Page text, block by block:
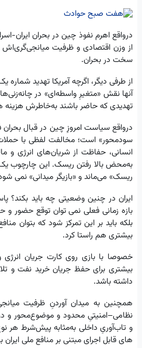
درواقع اهرم نفوذ چین در بحران
از وزن اقتصادی و ظرفیت میانجی‌گری‌اش
سخت در بحران.
از طرفی دیگر، اگرچه آمریکا تهدید
آنها نقش «متغیرِ واسطه‌ای» در
تهدیدی که حاضر باشند به‌خاطرش هزینه
درواقع سیاست امروزِ چین در قبال بحران
سودمحور» است؛ مخالفت لفظی با
انسانی، حفاظت از شریان‌های انرژی و
به‌محض بالا رفتن ریسک. این چارچوب
ریسک» می‌ماند و «بازیگر میدانی» نمی
ایران در چنین وضعیتی چه باید بکند؟
بازه زمانی فعلی نمی توان توقع حضور و
بلکه باید بر این تمرکز شود که بتوان
بیشتری هم راستا کرد.
خصوصا با بازی روی کارت جریان انرژی
بیشتری برای حفظ جریان خرید نفت و
داشته باشد.
همچنین به میدان آوردنِ ظرفیت
نظامی–امنیتیِ محدود و موضوع‌محور و در
و تاب‌آوریِ داخلی به‌مثابه پیش‌شرط هر
های قابل اجرای مبتنی بر منافع ملی ایران